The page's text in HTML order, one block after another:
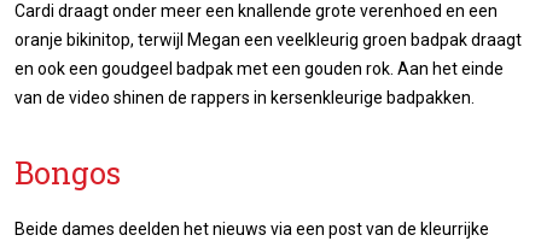
Cardi draagt onder meer een knallende grote verenhoed en een
oranje bikinitop, terwijl Megan een veelkleurig groen badpak draagt
en ook een goudgeel badpak met een gouden rok. Aan het einde
van de video shinen de rappers in kersenkleurige badpakken.
Bongos
Beide dames deelden het nieuws via een post van de kleurrijke